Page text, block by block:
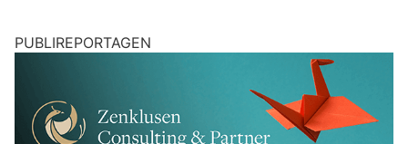
PUBLIREPORTAGEN